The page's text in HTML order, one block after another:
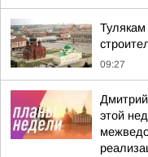
09:27
этой